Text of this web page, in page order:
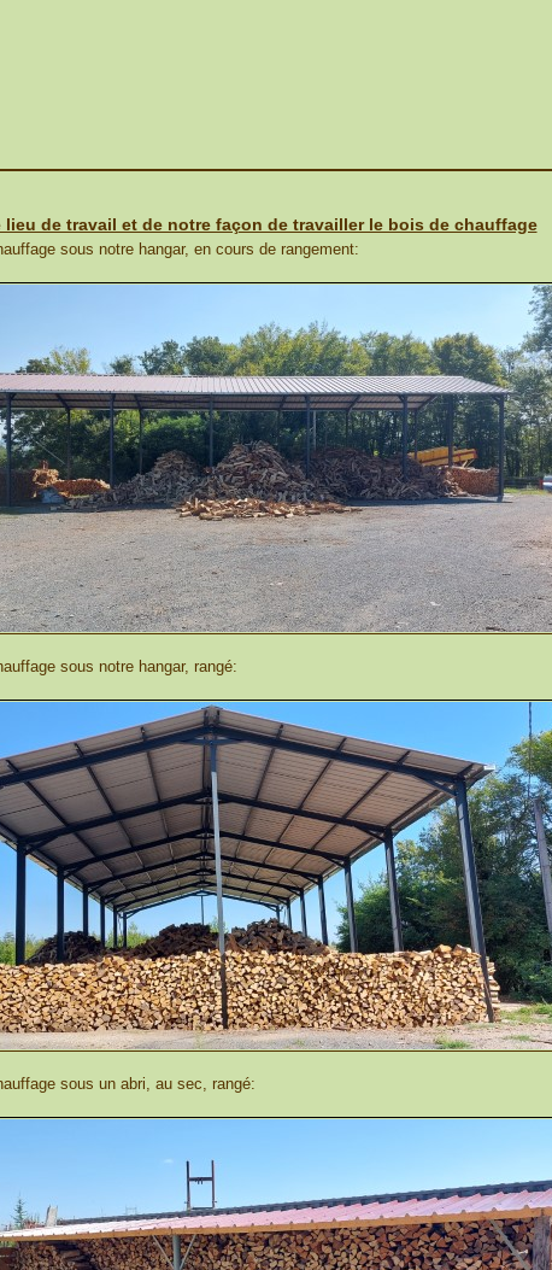
lieu de travail et de notre façon de travailler le bois de chauffage
sous notre hangar, en cours de rangement:
sous notre hangar, rangé:
sous un abri, au sec, rangé: